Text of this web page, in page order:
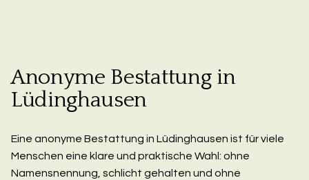
Anonyme Bestattung in
Lüdinghausen
Eine anonyme Bestattung in Lüdinghausen ist für viele
Menschen eine klare und praktische Wahl: ohne
Namensnennung, schlicht gehalten und ohne